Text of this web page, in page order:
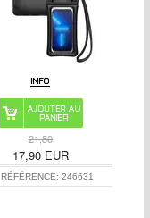
21,80
17,90 EUR
RÉFÉRENCE:246631